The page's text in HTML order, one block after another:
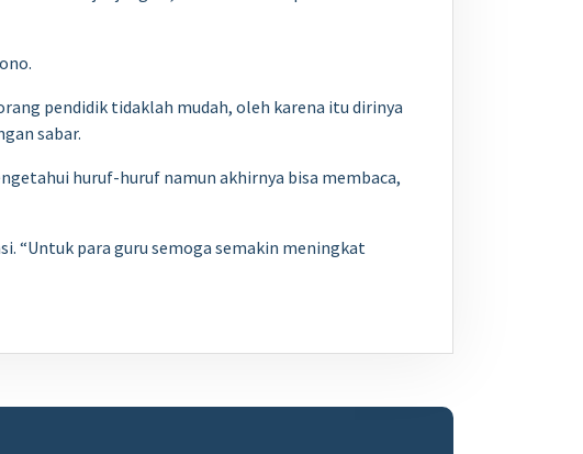
pendidik tidaklah mudah, oleh karena itu dirinya
sabar.
huruf-huruf namun akhirnya bisa membaca,
“Untuk para guru semoga semakin meningkat